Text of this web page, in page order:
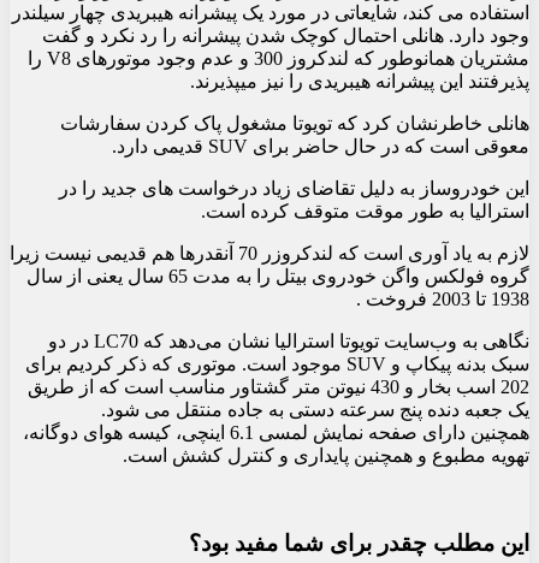
استفاده می کند، شایعاتی در مورد یک پیشرانه هیبریدی چهار سیلندر
وجود دارد. هانلی احتمال کوچک شدن پیشرانه را رد نکرد و گفت
مشتریان همانوطور که لندکروز 300 و عدم وجود موتورهای V8 را
پذیرفتند این پیشرانه هیبریدی را نیز میپذیرند.
هانلی خاطرنشان کرد که تویوتا مشغول پاک کردن سفارشات
معوقی است که در حال حاضر برای SUV قدیمی دارد.
این خودروساز به دلیل تقاضای زیاد درخواست های جدید را در
استرالیا به طور موقت متوقف کرده است.
لازم به یاد آوری است که لندکروزر 70 آنقدرها هم قدیمی نیست زیرا
گروه فولکس واگن خودروی بیتل را به مدت 65 سال یعنی از سال
1938 تا 2003 فروخت .
نگاهی به وب‌سایت تویوتا استرالیا نشان می‌دهد که LC70 در دو
سبک بدنه پیکاپ و SUV موجود است. موتوری که ذکر کردیم برای
202 اسب بخار و 430 نیوتن متر گشتاور مناسب است که از طریق
یک جعبه دنده پنج سرعته دستی به جاده منتقل می شود.
همچنین دارای صفحه نمایش لمسی 6.1 اینچی، کیسه هوای دوگانه،
تهویه مطبوع و همچنین پایداری و کنترل کشش است.
این مطلب چقدر برای شما مفید بود؟